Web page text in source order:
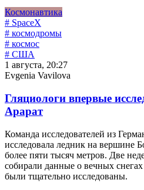
Космонавтика
# SpaceX
# космодромы
# космос
# США
1 августа, 20:27
Evgenia Vavilova
Гляциологи впервые
Арарат
Команда исследователей из
исследовала ледник на вершине
более пяти тысяч метров. Две
собирали данные о вечных
были тщательно исследованы.